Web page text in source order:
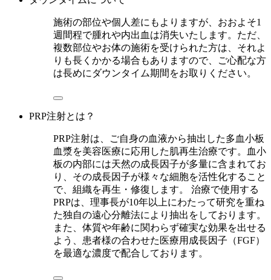
施術の部位や個人差にもよりますが、おおよそ1
週間程で腫れや内出血は消失いたします。ただ、
複数部位やお体の施術を受けられた方は、それよ
りも長くかかる場合もありますので、ご心配な方
は長めにダウンタイム期間をお取りください。
PRP注射とは？
PRP注射は、ご自身の血液から抽出した多血小板
血漿を美容医療に応用した肌再生治療です。血小
板の内部には天然の成長因子が多量に含まれてお
り、その成長因子が様々な細胞を活性化すること
で、組織を再生・修復します。 治療で使用する
PRPは、理事長が10年以上にわたって研究を重ね
た独自の遠心分離法により抽出をしております。
また、体質や年齢に関わらず確実な効果を出せる
よう、患者様の合わせた医療用成長因子（FGF）
を最適な濃度で配合しております。